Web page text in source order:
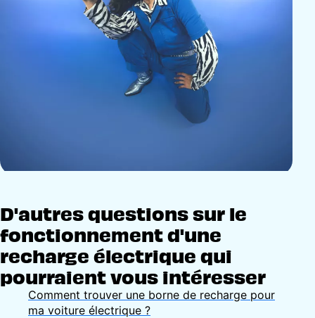
D'autres questions sur le
fonctionnement d'une
recharge électrique qui
pourraient vous intéresser
Comment trouver une borne de recharge pour
ma voiture électrique ?